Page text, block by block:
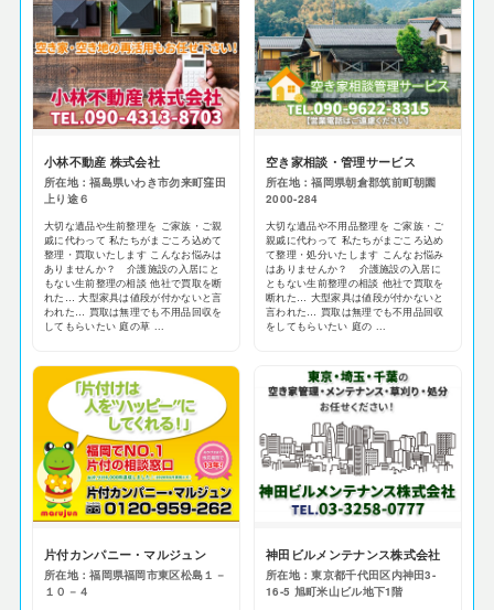
小林不動産 株式会社
所在地：福島県いわき市勿来町窪田
上り途６
大切な遺品や生前整理を ご家族・ご親
戚に代わって 私たちがまごころ込めて
整理・買取いたします こんなお悩みは
ありませんか？ 介護施設の入居にと
もない生前整理の相談 他社で買取を断
れた… 大型家具は値段が付かないと言
われた… 買取は無理でも不用品回収を
してもらいたい 庭の草 ...
空き家相談・管理サービス
所在地：福岡県朝倉郡筑前町朝園
2000-284
大切な遺品や不用品整理を ご家族・ご
親戚に代わって 私たちがまごころ込め
て整理・処分いたします こんなお悩み
はありませんか？ 介護施設の入居に
ともない生前整理の相談 他社で買取を
断れた… 大型家具は値段が付かないと
言われた… 買取は無理でも不用品回収
をしてもらいたい 庭の ...
片付カンパニー・マルジュン
所在地：福岡県福岡市東区松島１－
１０－４
神田ビルメンテナンス株式会社
所在地：東京都千代田区内神田3-
16-5 旭町米山ビル地下1階